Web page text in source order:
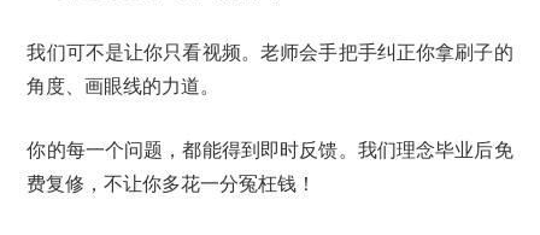
我们可不是让你只看视频。老师会手把手纠正你拿刷子的
角度、画眼线的力道。
你的每一个问题，都能得到即时反馈。我们理念毕业后免
费复修，不让你多花一分冤枉钱！